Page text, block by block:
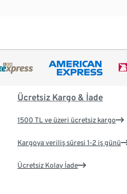
Ücretsiz Kargo & İade
1500 TL ve üzeri ücretsiz kargo
Kargoya veriliş süresi 1-2 iş günü
Ücretsiz Kolay İade